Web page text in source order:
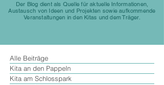
Der Blog dient als Quelle für aktuelle Informationen,
Austausch von Ideen und Projekten sowie aufkommende
Veranstaltungen in den Kitas und dem Träger.
Alle Beiträge
Kita an den Pappeln
Kita am Schlosspark